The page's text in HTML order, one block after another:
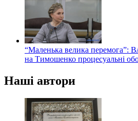
“Маленька велика перемога”:
на Тимошенко процесуальні
Наші автори